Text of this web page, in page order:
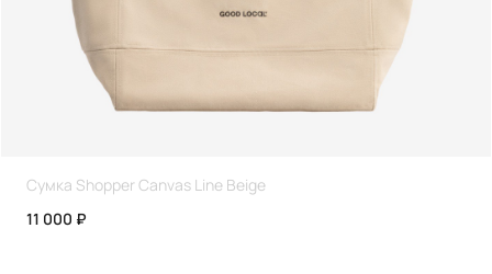
Сумка Shopper Canvas Line Beige
11 000 ₽